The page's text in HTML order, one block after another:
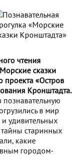
чтения
сказки
проекта «Остров
Кронштадта.
познавательную
в мир
удивительных
старинных
какие
городом-